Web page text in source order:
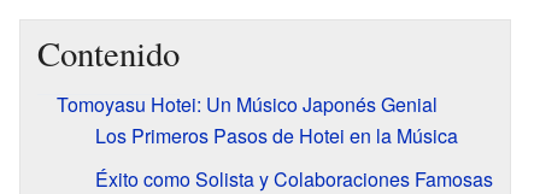
Contenido
Tomoyasu Hotei: Un Músico Japonés Genial
Los Primeros Pasos de Hotei en la Música
Éxito como Solista y Colaboraciones Famosas